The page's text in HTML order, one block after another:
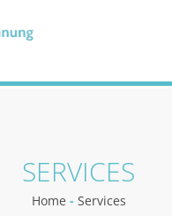
SERVICES
Home - Services